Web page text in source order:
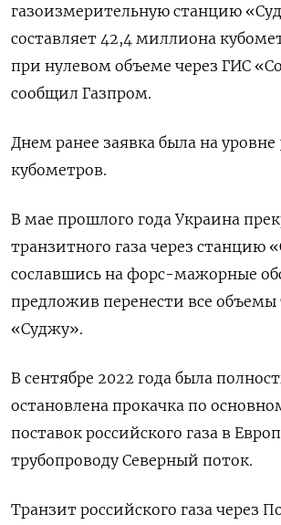
газоизмерительную станцию
составляет 42,4 миллиона
при нулевом объеме через ГИС
сообщил Газпром.
Днем ранее заявка была на
кубометров.
В мае прошлого года Украина
транзитного газа через станцию
сославшись на форс-мажорные
предложив перенести все объемы
«Суджу».
В сентябре 2022 года была
остановлена прокачка по
поставок российского газа в
трубопроводу Северный поток.
Транзит российского газа через